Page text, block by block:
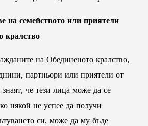
на семейството или приятели
кралство
на Обединеното кралство,
партньори или приятели от
че тези лица може да се
някой не успее да получи
си, може да му бъде